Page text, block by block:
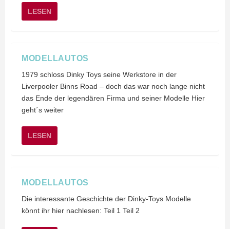
LESEN
MODELLAUTOS
1979 schloss Dinky Toys seine Werkstore in der
Liverpooler Binns Road – doch das war noch lange nicht
das Ende der legendären Firma und seiner Modelle Hier
geht´s weiter
LESEN
MODELLAUTOS
Die interessante Geschichte der Dinky-Toys Modelle
könnt ihr hier nachlesen: Teil 1 Teil 2